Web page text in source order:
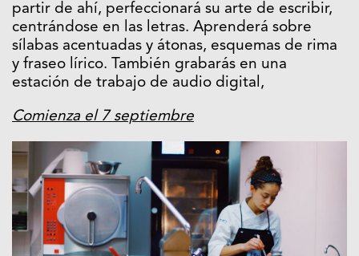
partir de ahí, perfeccionará su arte de escribir,
centrándose en las letras. Aprenderá sobre
sílabas acentuadas y átonas, esquemas de rima
y fraseo lírico. También grabarás en una
estación de trabajo de audio digital,
Comienza el 7 septiembre